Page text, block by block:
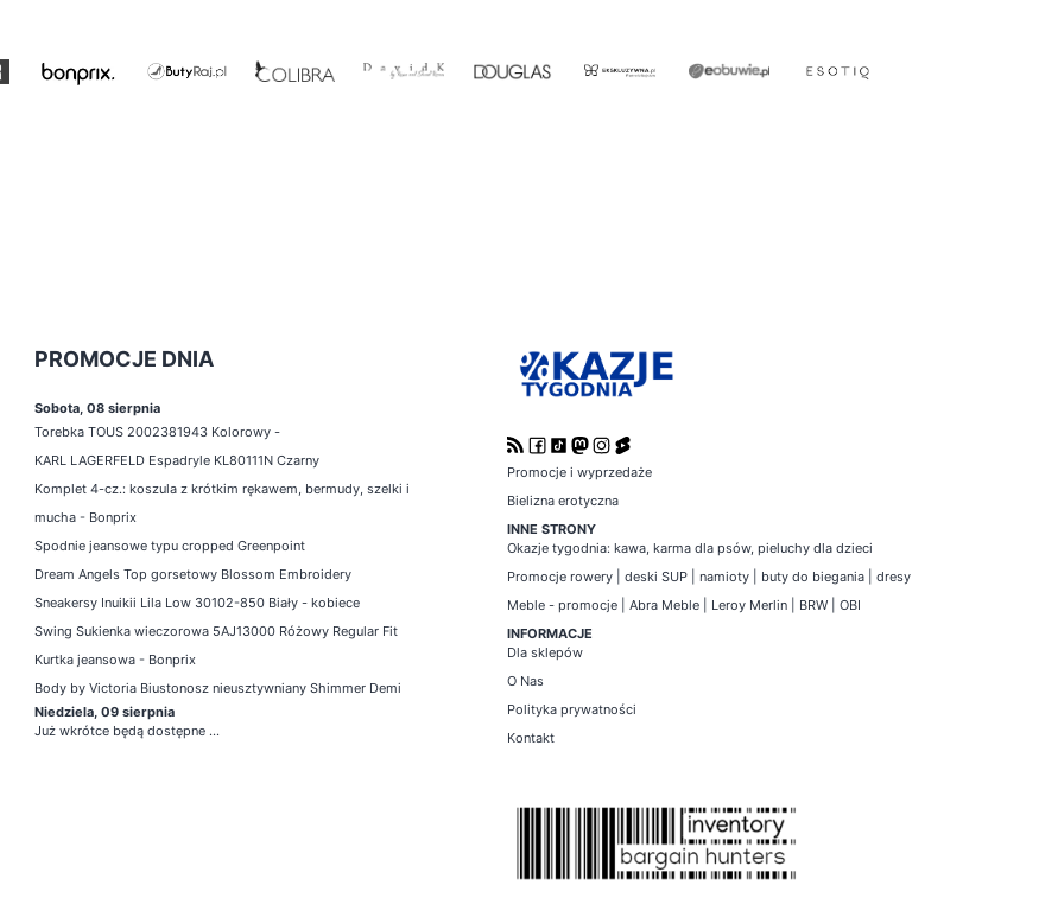
PROMOCJE DNIA
Sobota, 08 sierpnia
Torebka TOUS 2002381943 Kolorowy -
KARL LAGERFELD Espadryle KL80111N Czarny
Komplet 4-cz.: koszula z krótkim rękawem, bermudy, szelki i
mucha - Bonprix
Spodnie jeansowe typu cropped Greenpoint
Dream Angels Top gorsetowy Blossom Embroidery
Sneakersy Inuikii Lila Low 30102-850 Biały - kobiece
Swing Sukienka wieczorowa 5AJ13000 Różowy Regular Fit
Kurtka jeansowa - Bonprix
Body by Victoria Biustonosz nieusztywniany Shimmer Demi
Niedziela, 09 sierpnia
Już wkrótce będą dostępne ...
Promocje i wyprzedaże
Bielizna erotyczna
INNE STRONY
Okazje tygodnia: kawa, karma dla psów, pieluchy dla dzieci
Promocje rowery deski SUP namioty buty do biegania
dresy
Meble - promocje
Abra Meble Leroy Merlin BRW
OBI
INFORMACJE
Dla sklepów
O Nas
Polityka prywatności
Kontakt